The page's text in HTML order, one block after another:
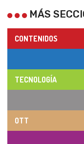
MÁS
CONTENIDOS
TECNOLOGÍA
OTT